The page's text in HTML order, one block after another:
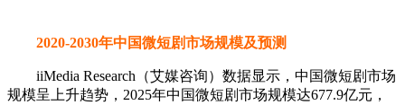
2020-2030年中国微短剧市场规模及预测
iiMedia Research（艾媒咨询）数据显示，中国微短剧市场
规模呈上升趋势，2025年中国微短剧市场规模达677.9亿元，